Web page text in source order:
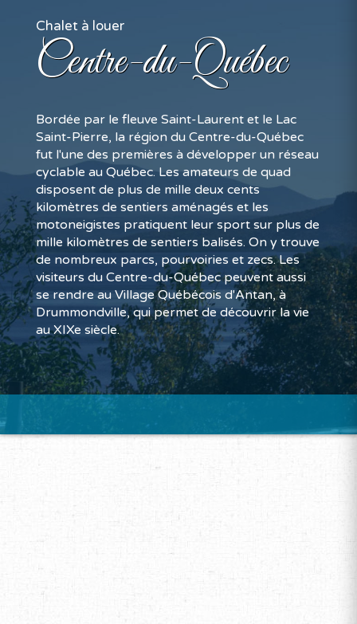
Chalet à louer
Centre-du-Québec
Bordée par le fleuve Saint-Laurent et le Lac
Saint-Pierre, la région du Centre-du-Québec
fut l'une des premières à développer un réseau
cyclable au Québec. Les amateurs de quad
disposent de plus de mille deux cents
kilomètres de sentiers aménagés et les
motoneigistes pratiquent leur sport sur plus de
mille kilomètres de sentiers balisés. On y trouve
de nombreux parcs, pourvoiries et zecs. Les
visiteurs du Centre-du-Québec peuvent aussi
se rendre au Village Québécois d'Antan, à
Drummondville, qui permet de découvrir la vie
au XIXe siècle.